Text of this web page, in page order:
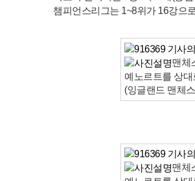
챔피언스리그는 1~8위가 16강으
맨체
예노르트를 상
(잉글랜드 맨체
맨체